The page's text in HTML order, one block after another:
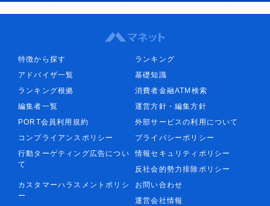
特徴から探す
ランキング
アドバイザ一覧
基礎知識
ランキング根拠
消費者金融ATM検索
編集者一覧
運営方針・編集方針
PORT会員利用規約
外部サービスの利用について
コンプライアンスポリシー
プライバシーポリシー
行動ターゲティング広告につい
て
情報セキュリティポリシー
反社会的勢力排除ポリシー
カスタマーハラスメントポリシ
ー
お問い合わせ
運営会社情報